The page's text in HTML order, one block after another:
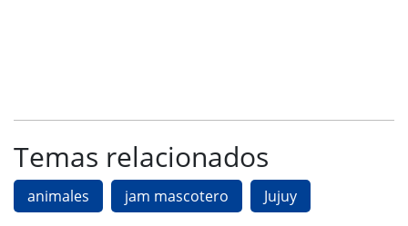
Temas relacionados
animales jam mascotero Jujuy